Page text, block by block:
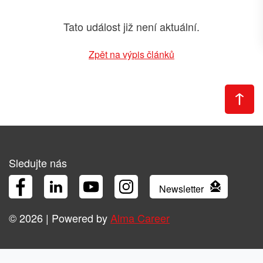
Tato událost již není aktuální.
Zpět na výpis článků
Sledujte nás
FacebookLinkedInYouTubeInstagramNewsletter
© 2026 | Powered byAlma Career